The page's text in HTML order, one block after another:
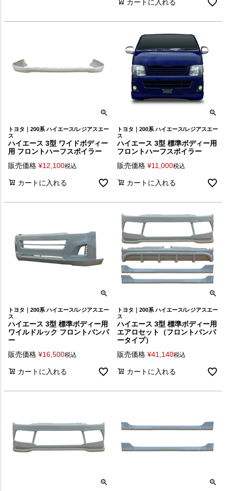
カートに入れる
トヨタ｜200系 ハイエース/レジアスエー
ス
ハイエース 3型 ワイドボディー
用 フロントハーフスポイラー
販売価格 ¥12,100税込
カートに入れる
トヨタ｜200系 ハイエース/レジアスエー
ス
ハイエース 3型 標準ボディー用
フロントハーフスポイラー
販売価格 ¥11,000税込
カートに入れる
トヨタ｜200系 ハイエース/レジアスエー
ス
ハイエース 3型 標準ボディー用
ワイルドルック フロントバンパ
ー
販売価格 ¥16,500税込
カートに入れる
トヨタ｜200系 ハイエース/レジアスエー
ス
ハイエース 3型 標準ボディー用
エアロセット（フロントバンパ
ータイプ）
販売価格 ¥41,140税込
カートに入れる